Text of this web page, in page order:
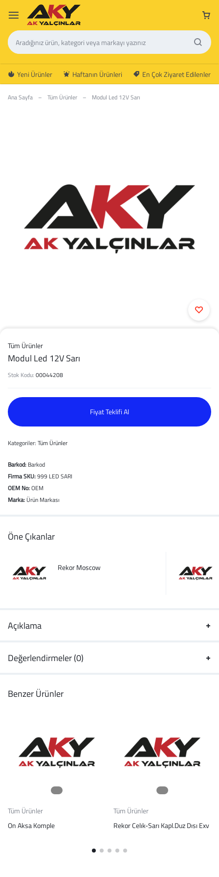
Yeni Ürünler Haftanın Ürünleri En Çok Ziyaret Edilenler
Ana Sayfa – Tüm Ürünler – Modul Led 12V Sarı
Tüm Ürünler
Modul Led 12V Sarı
Stok Kodu: 00044208
Fiyat Teklifi Al
Kategoriler: Tüm Ürünler
Barkod: Barkod
Firma SKU:999 LED SARI
OEM No:OEM
Marka: Ürün Markası
Öne Çıkanlar
Rekor Moscow
Açıklama
Değerlendirmeler (0)
Benzer Ürünler
Tüm Ürünler
On Aksa Komple
Tüm Ürünler
Rekor Celık-Sarı Kapl.Duz Dısı Exv